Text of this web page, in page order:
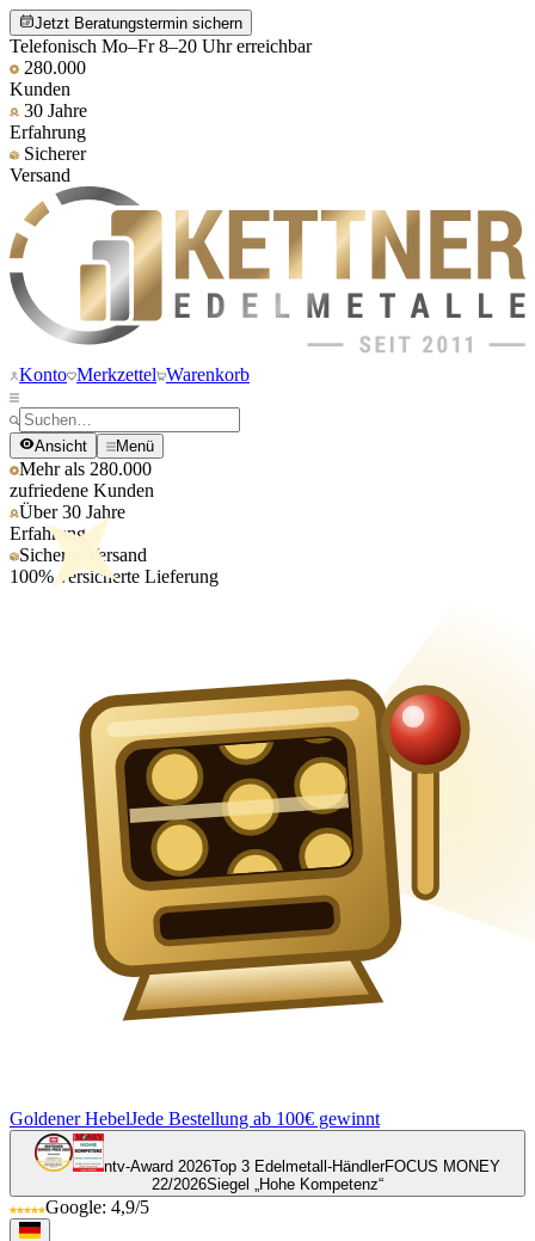
Jetzt Beratungstermin sichern
Telefonisch Mo–Fr 8–20 Uhr erreichbar
280.000
Kunden
30 Jahre
Erfahrung
Sicherer
Versand
Konto Merkzettel Warenkorb
Ansicht Menü
Mehr als 280.000
zufriedene Kunden
Über 30 Jahre
Erfahrung
Sicherer Versand
100% versicherte Lieferung
Goldener HebelJede Bestellung ab 100€ gewinnt
ntv-Award 2026Top 3 Edelmetall-HändlerFOCUS MONEY
22/2026Siegel „Hohe Kompetenz“
Google: 4,9/5